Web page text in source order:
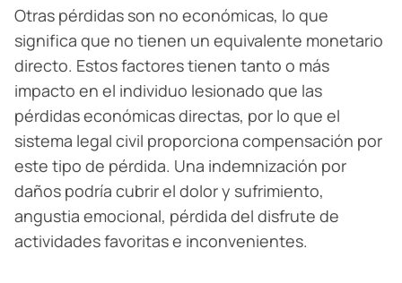
Otras pérdidas son no económicas, lo que
significa que no tienen un equivalente monetario
directo. Estos factores tienen tanto o más
impacto en el individuo lesionado que las
pérdidas económicas directas, por lo que el
sistema legal civil proporciona compensación por
este tipo de pérdida. Una indemnización por
daños podría cubrir el dolor y sufrimiento,
angustia emocional, pérdida del disfrute de
actividades favoritas e inconvenientes.